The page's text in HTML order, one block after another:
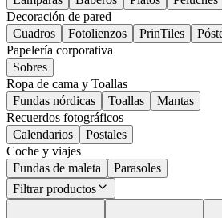
Decoración de pared
Cuadros
Fotolienzos PrinTiles
Papelería corporativa
Sobres
Ropa de cama y Toallas
Fundas nórdicas
Toallas
Mantas
Recuerdos fotográficos
Calendarios
Postales
Coche y viajes
Fundas de maleta
Parasoles
Filtrar productos